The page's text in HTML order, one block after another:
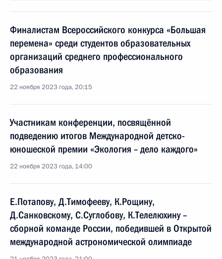
Финалистам Всероссийского конкурса «Большая
перемена» среди студентов образовательных
организаций среднего профессионального
образования
22 ноября 2023 года, 20:15
Участникам конференции, посвящённой
подведению итогов Международной детско-
юношеской премии «Экология – дело каждого»
22 ноября 2023 года, 14:00
Е.Потапову, Д.Тимофееву, К.Рощину,
Д.Санковскому, С.Суглобову, К.Телелюхину –
сборной команде России, победившей в Открытой
международной астрономической олимпиаде